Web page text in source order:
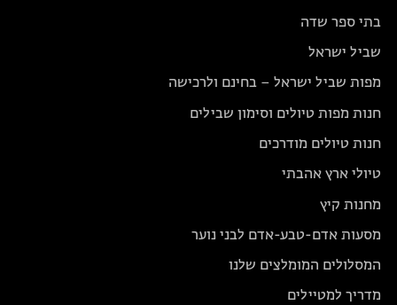
בתי ספר שדה
שביל ישראל
מפות שביל ישראל – בחינם ולרכישה
חנות מפות טיולים וסימון שבילים
חנות טיולים מודרכים
טיולי ארץ אהבתי
מחנות קיץ
מסעות אדם-טבע-אדם לבני נוער
המסלולים המומלצים שלנו
מדריך למטיילים